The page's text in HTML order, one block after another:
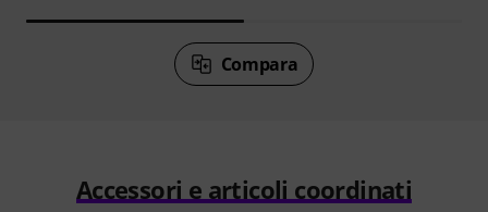
Compara
Accessori e articoli coordinati